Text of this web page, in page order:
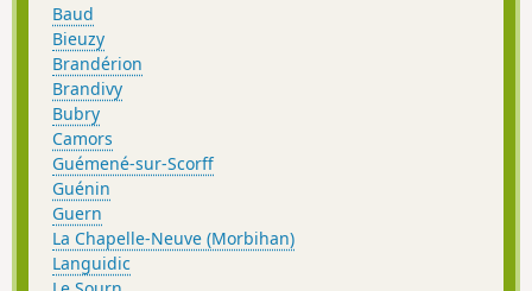
Baud
Bieuzy
Brandérion
Brandivy
Bubry
Camors
Guémené-sur-Scorff
Guénin
Guern
La Chapelle-Neuve (Morbihan)
Languidic